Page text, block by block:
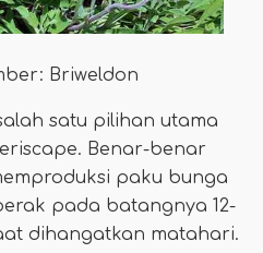
Briweldon
satu pilihan utama
Benar-benar
paku bunga
pada batangnya 12-
dihangatkan matahari.